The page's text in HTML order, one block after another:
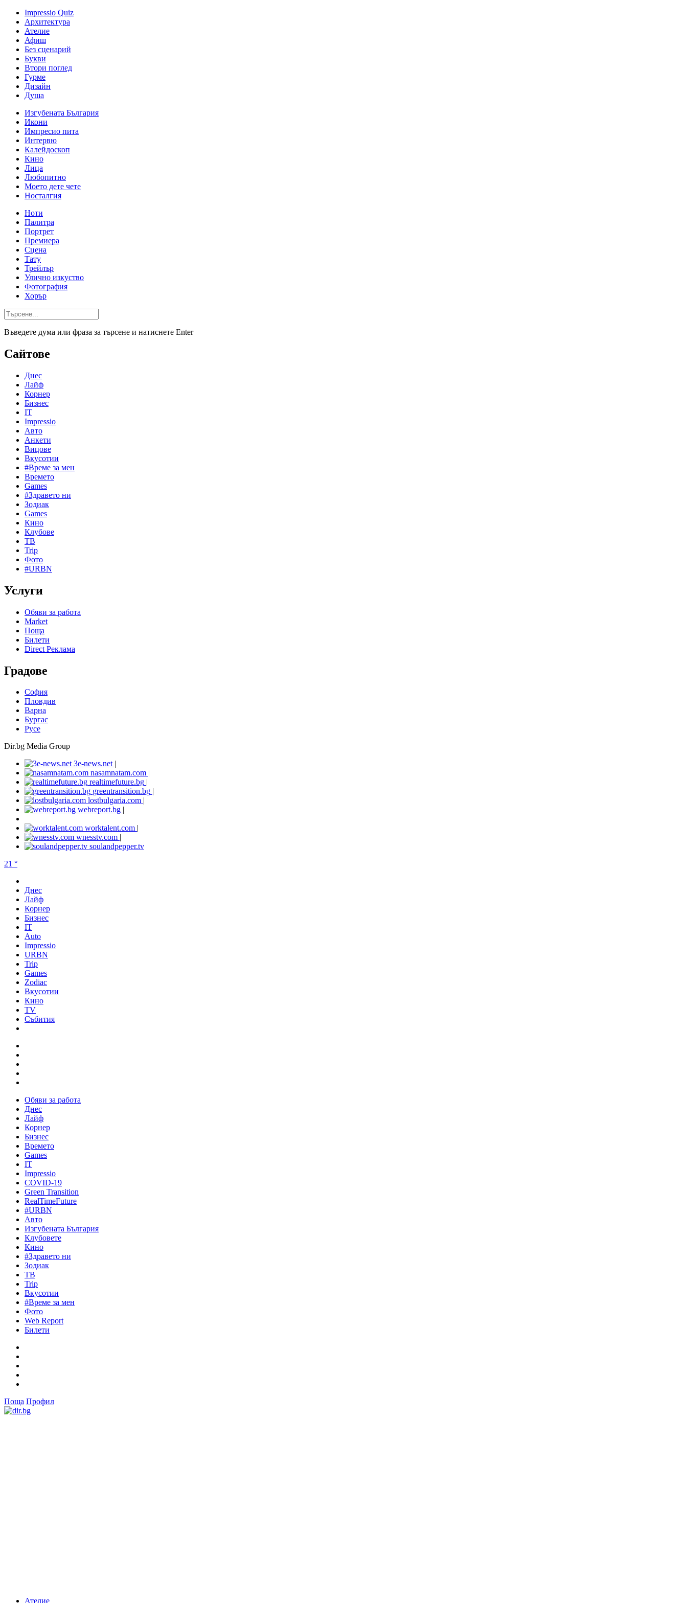
Impressio Quiz
Архитектура
Ателие
Афиш
Без сценарий
Букви
Втори поглед
Гурме
Дизайн
Душа
Изгубената България
Икони
Импресио пита
Интервю
Калейдоскоп
Кино
Лица
Любопитно
Моето дете чете
Носталгия
Ноти
Палитра
Портрет
Премиера
Сцена
Тату
Трейлър
Улично изкуство
Фотография
Хорър
Въведете дума или фраза за търсене и натиснете Enter
Сайтове
Днес
Лайф
Корнер
Бизнес
IT
Impressio
Авто
Анкети
Вицове
Вкусотии
#Време за мен
Времето
Games
#Здравето ни
Зодиак
Games
Кино
Клубове
ТВ
Trip
Фото
#URBN
Услуги
Обяви за работа
Market
Поща
Билети
Direct Реклама
Градове
София
Пловдив
Варна
Бургас
Русе
Dir.bg Media Group
3e-news.net |
nasamnatam.com |
realtimefuture.bg |
greentransition.bg |
lostbulgaria.com |
webreport.bg |
worktalent.com |
wnesstv.com |
soulandpepper.tv
21 °
Днес
Лайф
Корнер
Бизнес
IT
Auto
Impressio
URBN
Trip
Games
Zodiac
Вкусотии
Кино
TV
Събития
Обяви за работа
Днес
Лайф
Корнер
Бизнес
Времето
Games
IT
Impressio
COVID-19
Green Transition
RealTimeFuture
#URBN
Авто
Изгубената България
Клубовете
Кино
#Здравето ни
Зодиак
ТВ
Trip
Вкусотии
#Време за мен
Фото
Web Report
Билети
Поща Профил
Ателие